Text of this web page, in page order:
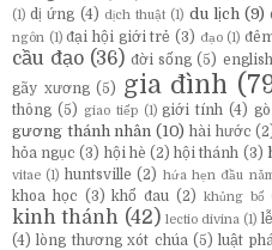
(1) dị ứng (4) dịch thuật (1) du lịch (9)
ngôn (1) đại hội giới trẻ (3) đạo (1)
cầu đạo (36) đời sống (5) english
gãy xương (5) gia đình
thông (5) giao tiếp (1) giới tính (4)
gương thánh nhân (10) hài hước
hỏa ngục (3) hội hè (2) hội thánh (3)
vitae (1) huntsville (2) hứa hẹn đầu
khoa học (3) khổ đau (2) khủng bố
kinh thánh (42) lectio divina (1)
(4) lòng thương xót chúa (5) luật